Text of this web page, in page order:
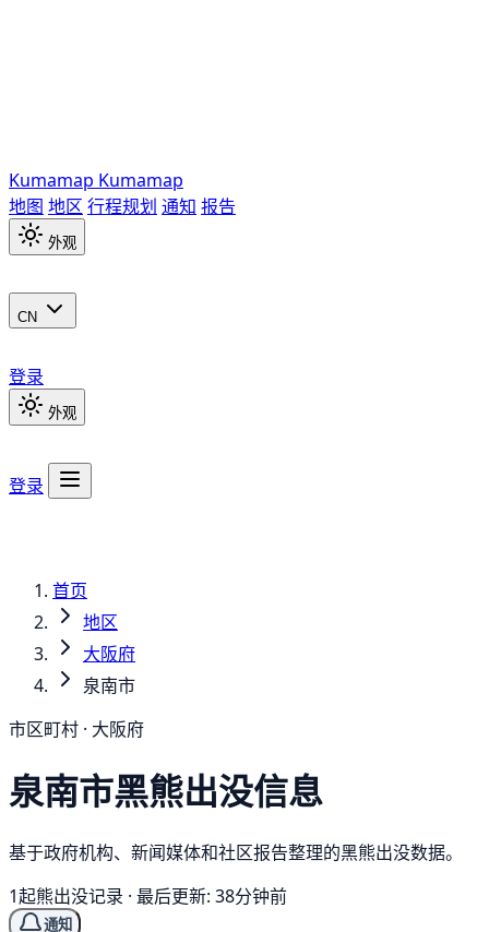
Kumamap Kumamap
地图 地区 行程规划 通知 报告
外观
CN
登录
外观
登录
首页
地区
大阪府
泉南市
市区町村 · 大阪府
泉南市黑熊出没信息
基于政府机构、新闻媒体和社区报告整理的黑熊出没数据。
1起熊出没记录 · 最后更新: 38分钟前
通知